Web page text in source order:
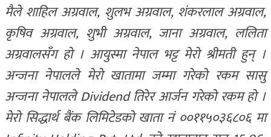
मैले शाहिल अग्रवाल, शुलभ अग्रवाल, शंकरलाल अग्रवाल,
कृषिव अग्रवाल, शुभी अग्रवाल, जाना अग्रवाल, ललिता
अग्रवालसँग हो । आयुस्मा नेपाल भट्ट मेरो श्रीमती हुन् ।
अन्जना नेपालले मेरो खातामा जम्मा गरेको रकम सासु
अन्जना नेपालले Dividend तिरेर आर्जन गरेको रकम हो ।
मेरो सिद्धार्थ बैंक लिमिटेडको खाता नं ००११५०३६८०६ मा